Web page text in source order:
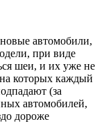
автомобили,
при виде
шеи, и их уже не
которых каждый
(за
автомобилей,
дороже